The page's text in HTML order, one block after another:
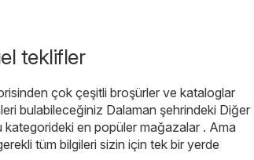
teklifler
çok çeşitli broşürler ve kataloglar
bulabileceğiniz Dalaman şehrindeki Diğer
en popüler mağazalar . Ama
tüm bilgileri sizin için tek bir yerde